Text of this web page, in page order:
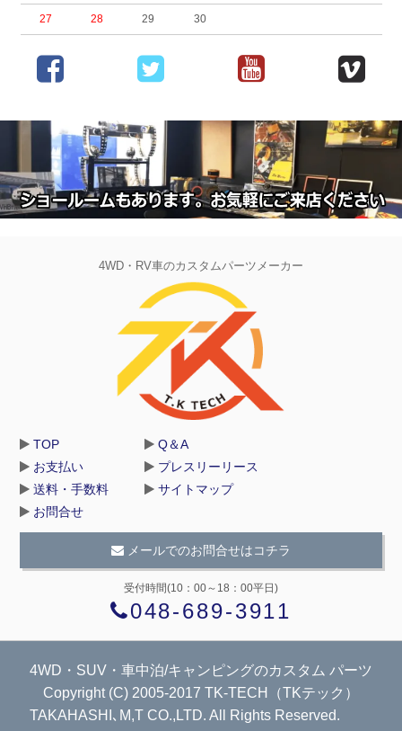
27 28 29 30
4WD・RV車のカスタムパーツメーカー
TOP
お支払い
送料・手数料
お問合せ
Q＆A
プレスリーリース
サイトマップ
メールでのお問合せはコチラ
受付時間(10：00～18：00平日)
048-689-3911
4WD・SUV・車中泊/キャンピングのカスタム パーツ
Copyright (C) 2005-2017 TK-TECH（TKテック）
TAKAHASHI､M,T CO.,LTD. All Rights Reserved.